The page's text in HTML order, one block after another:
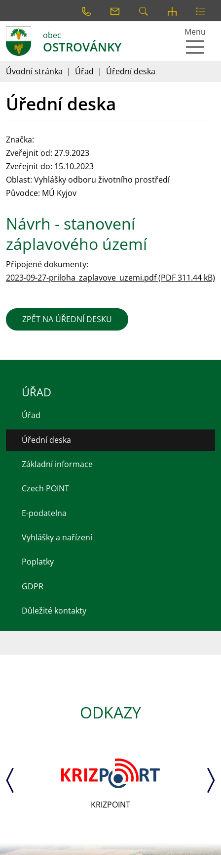
obec
OSTROVÁNKY
Menu
Úvodní stránka Úřad Úřední deska
Úřední deska
Značka:
Zveřejnit od: 27.9.2023
Zveřejnit do: 15.10.2023
Oblast: Vyhlášky odboru životního prostředí
Původce: MÚ Kyjov
Návrh - stanovení
záplavového území
Připojené dokumenty:
2023-09-27-priloha_zaplavove_uzemi.pdf (PDF 311.44 kB)
ZPĚT NA ÚŘEDNÍ DESKU
ÚŘAD
Úřad
Úřední deska
Základní informace
Czech POINT
E-podatelna
Vyhlášky a nařízení
Poplatky
GDPR
Důležité kontakty
ODKAZY
KRIZPOINT